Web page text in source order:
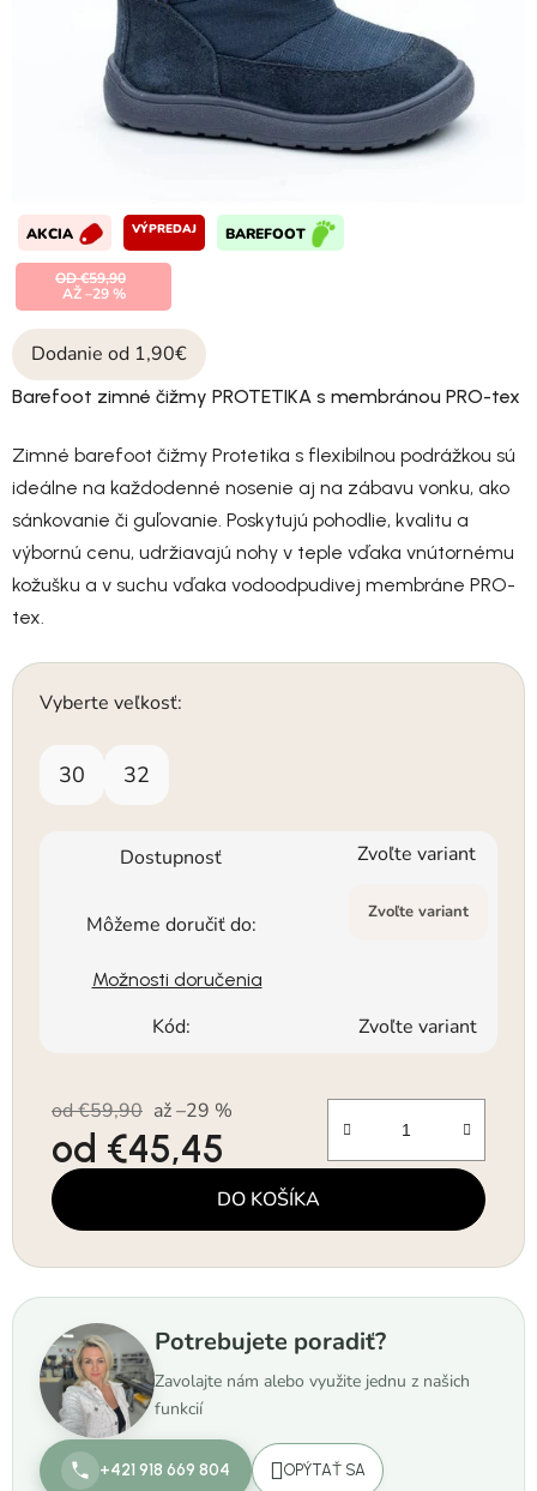
Dodanie od 1,90€
Barefoot zimné čižmy PROTETIKA s membránou PRO-tex
Zimné barefoot čižmy Protetika s flexibilnou podrážkou sú
ideálne na každodenné nosenie aj na zábavu vonku, ako
sánkovanie či guľovanie. Poskytujú pohodlie, kvalitu a
výbornú cenu, udržiavajú nohy v teple vďaka vnútornému
kožušku a v suchu vďaka vodoodpudivej membráne PRO-
tex.
Vyberte veľkosť:
30 32
Dostupnosť Zvoľte variant
Môžeme doručiť do: Zvoľte variant
Možnosti doručenia
Kód: Zvoľte variant
od €59,90 až –29 %
od €45,45
Jednotková cena: DO KOŠÍKA
Potrebujete poradiť?
Zavolajte nám alebo využite jednu z našich
funkcií
+421 918 669 804 OPÝTAŤ SA
AKCIA VÝPREDAJ BAREFOOT
OD €59,90
AŽ –29 %